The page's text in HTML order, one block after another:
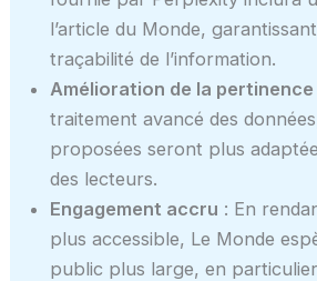
l’article du Monde,
traçabilité de l’information.
Amélioration de la pertinence
traitement avancé des
proposées seront plus
des lecteurs.
Engagement accru : En
plus accessible, Le Monde
public plus large, en